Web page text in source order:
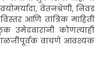
वेतनश्रेणी, निवड
आणि तांत्रिक माहिती
उमेदवारांनी कोणत्याही
वाचणे आवश्यक